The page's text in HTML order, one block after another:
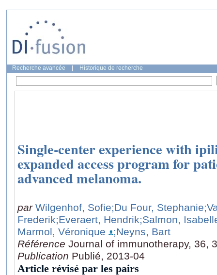
Recherche avancée Historique de recherche
Single-center experience with
expanded access program for
advanced melanoma.
par Wilgenhof, Sofie;Du Four, Stephanie
Frederik;Everaert, Hendrik;Salmon,
Marmol, Véronique
;Neyns, Bart
Référence Journal of immunotherapy, 36,
Publication Publié, 2013-04
Article révisé par les pairs